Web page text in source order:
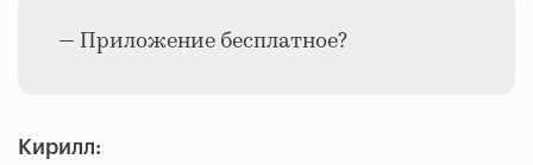
— Приложение бесплатное?
Кирилл: